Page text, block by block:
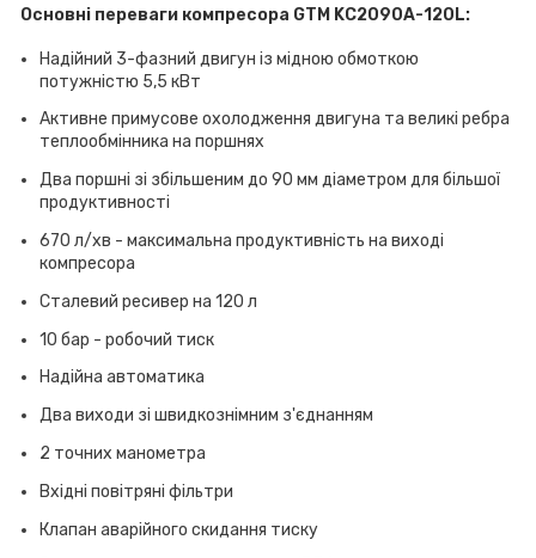
Основні переваги компресора GTM KC2090A-120L:
Надійний 3-фазний двигун із мідною обмоткою
потужністю 5,5 кВт
Активне примусове охолодження двигуна та великі ребра
теплообмінника на поршнях
Два поршні зі збільшеним до 90 мм діаметром для більшої
продуктивності
670 л/хв - максимальна продуктивність на виході
компресора
Сталевий ресивер на 120 л
10 бар - робочий тиск
Надійна автоматика
Два виходи зі швидкознімним з'єднанням
2 точних манометра
Вхідні повітряні фільтри
Клапан аварійного скидання тиску